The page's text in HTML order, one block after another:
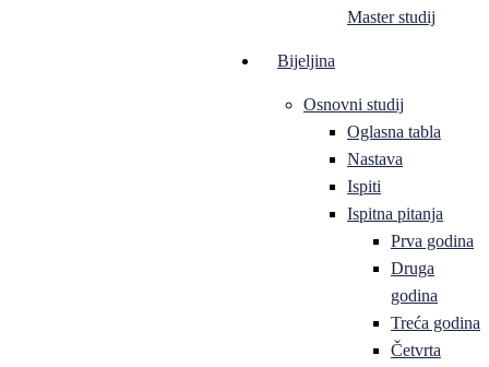
Master studij
Bijeljina
Osnovni studij
Oglasna tabla
Nastava
Ispiti
Ispitna pitanja
Prva godina
Druga
godina
Treća godina
Četvrta